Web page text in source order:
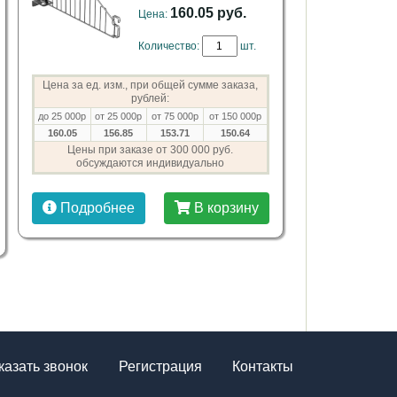
Цена: 160.05 руб.
Количество: шт.
Цена за ед. изм., при общей сумме заказа,
рублей:
до 25 000р от 25 000р от 75 000р
от 150 000р
160.05
156.85 153.71 150.64
Цены при заказе от 300 000 руб.
обсуждаются индивидуально
Подробнее В корзину
звонок Регистрация Контакты